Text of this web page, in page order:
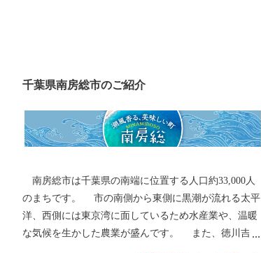
千葉県南房総市のご紹介
南房総市は千葉県の南端に位置する人口約33,000人
のまちです。 市の南側から東側に黒潮が流れる太平
洋、西側には東京湾に面しているため水産業や、温暖
な気候を生かした農業が盛んです。 また、徳川吉宗